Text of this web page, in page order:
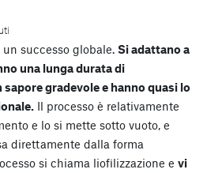
successo globale. Si adattano a
una lunga durata di
gradevole e hanno quasi lo
Il processo è relativamente
e lo si mette sotto vuoto, e
direttamente dalla forma
si chiama liofilizzazione e vi